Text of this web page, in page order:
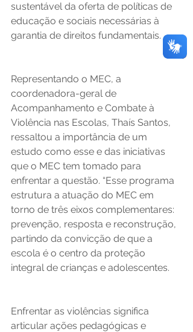
sustentável da oferta de políticas de
educação e sociais necessárias à
garantia de direitos fundamentais.
Representando o MEC, a
coordenadora-geral de
Acompanhamento e Combate à
Violência nas Escolas, Thaís Santos,
ressaltou a importância de um
estudo como esse e das iniciativas
que o MEC tem tomado para
enfrentar a questão. “Esse programa
estrutura a atuação do MEC em
torno de três eixos complementares:
prevenção, resposta e reconstrução,
partindo da convicção de que a
escola é o centro da proteção
integral de crianças e adolescentes.
Enfrentar as violências significa
articular ações pedagógicas e